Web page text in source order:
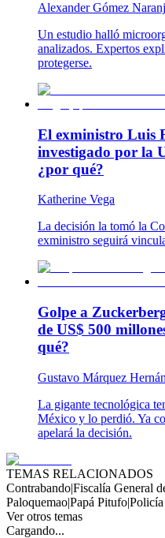
Alexander Gómez
Un estudio halló
analizados. Expertos
protegerse.
El exministro Luis
investigado por la
¿por qué?
Katherine Vega
La decisión la tomó la
exministro seguirá
Golpe a
de US$ 500
qué?
Gustavo Márquez
La gigante tecnológica
México y lo perdió. Ya
apelará la decisión.
TEMAS RELACIONADOS
Contrabando|Fiscalía General
Paloquemao|Papá Pitufo|Policía
Ver otros temas
Cargando...